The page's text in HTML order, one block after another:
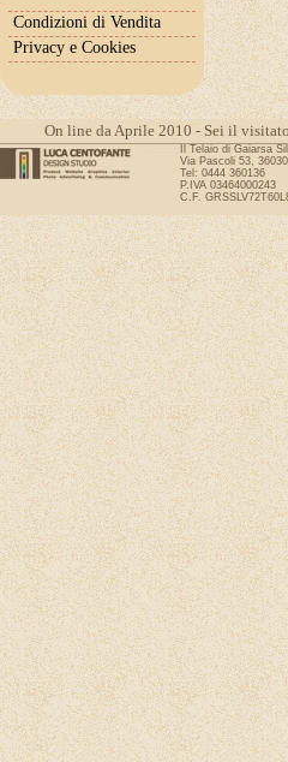
Condizioni di Vendita
Privacy e Cookies
On line da Aprile 2010 - Sei il
Il Telaio di Gaiarsa
Via Pascoli 53,
Tel: 0444 360136
P.IVA 03464000243
C.F.